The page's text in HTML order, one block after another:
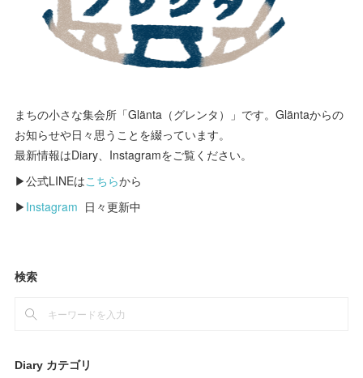
まちの小さな集会所「Glänta（グレンタ）」です。Gläntaからの
お知らせや日々思うことを綴っています。
最新情報はDiary、Instagramをご覧ください。
▶公式LINEはこちらから
▶ Instagram 日々更新中
検索
Diary カテゴリ